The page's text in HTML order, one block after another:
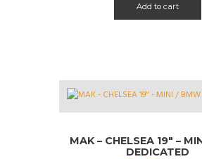
era:
€ 799.99.
è:
€
Add to cart
MAK – CHELSEA 19″ –
DEDICATED